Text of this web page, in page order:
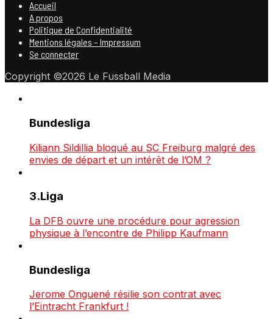
Accueil
A propos
Politique de Confidentialité
Mentions légales – Impressum
Se connecter
Copyright ©2026 Le Fussball Media
Bundesliga
Kiliann Sildillia bloqué au SC Freiburg malgré des
envies de départ et un intérêt de l’OM ?
3.Liga
La DFB ouvre une procédure pour agression
physique à l’encontre de Philipp Kaufmann
Bundesliga
Jerome Onguené résilie son contrat avec
l’Eintracht Frankfurt !